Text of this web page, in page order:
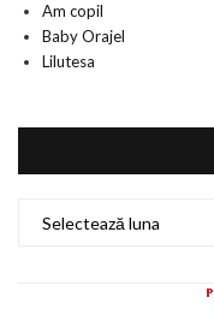
Am copil
Baby Orajel
Lilutesa